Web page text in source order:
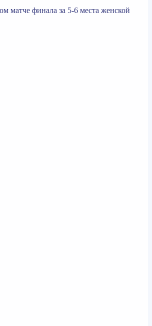
матче финала за 5-6 места женской